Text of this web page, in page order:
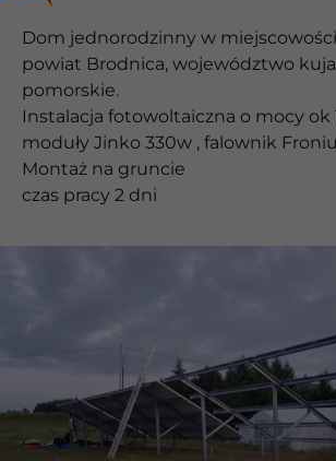
Dom jednorodzinny w
powiat Brodnica, województwo
pomorskie.
Instalacja fotowoltaiczna o mocy ok
moduły Jinko 330w , falownik
Montaż na gruncie
czas pracy 2 dni